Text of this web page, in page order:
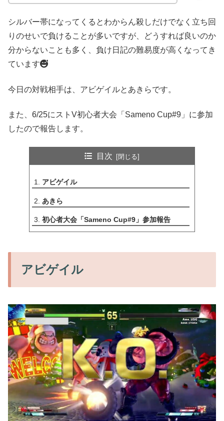
シルバー帯になってくるとわからん殺しだけでなく立ち回
りのせいで負けることが多いですが、どうすれば良いのか
分からないことも多く、負け日記の難易度が高くなってき
ています
今日の対戦相手は、アビゲイルとあきらです。
また、6/25にストV初心者大会「Sameno Cup#9」に参加
したので報告します。
目次
アビゲイル
あきら
初心者大会「Sameno Cup#9」参加報告
アビゲイル